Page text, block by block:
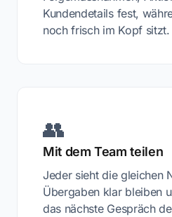
Kundendetails fest,
noch frisch im Kopf sitzt.
👥
Mit dem Team teilen
Jeder sieht die gleichen
Übergaben klar bleiben
das nächste Gespräch